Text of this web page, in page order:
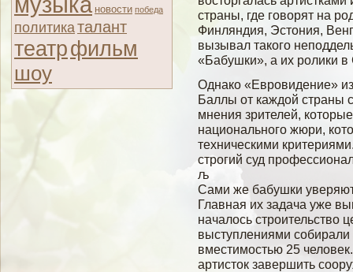
новости победа
политикаталант
театрфильм
шоу
страны, где говорят на
Финляндия, Эстония,
вызывал такого
«Бабушки», а их ролики
Однако «Евровидение»
Баллы от каждой страны
мнения зрителей,
национального жюри,
техническими
строгий суд
љ
Сами же бабушки
Главная их задача уже
началось строительство
выступлениями
вместимостью 25
артисток завершить